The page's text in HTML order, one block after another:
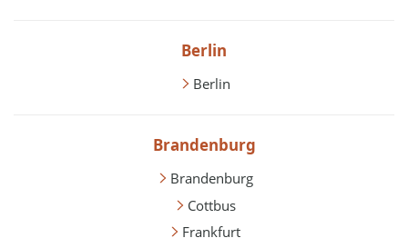
Berlin
Berlin
Brandenburg
Brandenburg
Cottbus
Frankfurt